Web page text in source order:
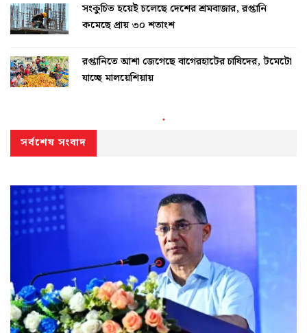
সংকুচিত হয়েই চলেছে দেশের শ্রমবাজার, রপ্তানি
কমেছে প্রায় ৩০ শতাংশ
রপ্তানিতে আশা জেগেছে বাগেরহাটের চাষিদের, টমেটো
যাচ্ছে মালয়েশিয়ায়
সর্বশেষ সংবাদ